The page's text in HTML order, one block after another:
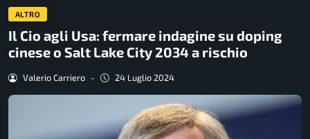
ALTRO
Il Cio agli Usa: fermare indagine su doping
cinese o Salt Lake City 2034 a rischio
Valerio Carriero - 24 Luglio 2024